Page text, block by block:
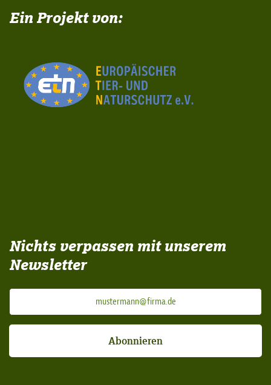
Ein Projekt von:
Nichts verpassen mit unserem
Newsletter
Abonnieren